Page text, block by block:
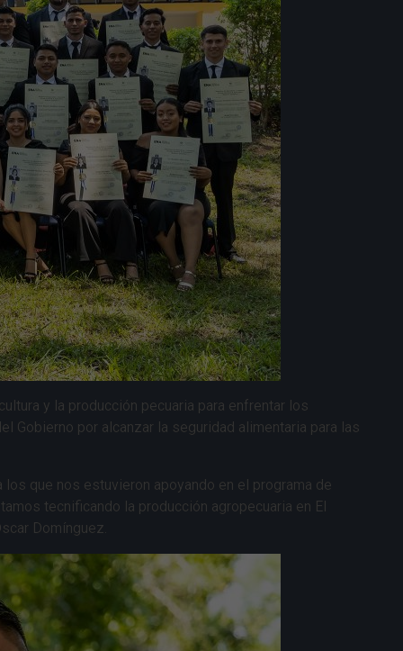
y la producción pecuaria para enfrentar los
Gobierno por alcanzar la seguridad alimentaria para las
que nos estuvieron apoyando en el programa de
tecnificando la producción agropecuaria en El
Domínguez.